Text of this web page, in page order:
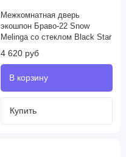
Межкомнатная дверь
экошпон Браво-22 Snow
Melinga со стеклом Black Star
4 620 руб